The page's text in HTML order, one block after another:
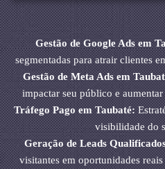
Gestão de Google Ads em
segmentadas para atrair clientes
Gestão de Meta Ads em
impactar seu público e
Tráfego Pago em Taubaté:
visibilidade do
Geração de Leads
visitantes em oportunidades